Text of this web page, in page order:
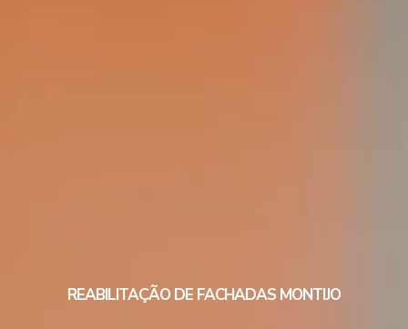
REABILITAÇÃO DE FACHADAS MONTIJO